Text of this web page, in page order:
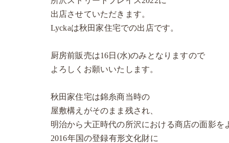
出店させていただきます。
Lyckaは秋田家住宅での出店です。
厨房前販売は16日(水)のみとなりますので
よろしくお願いいたします。
秋田家住宅は錦糸商当時の
屋敷構えがそのまま残され、
明治から大正時代の所沢における商店の面影を
2016年国の登録有形文化財に